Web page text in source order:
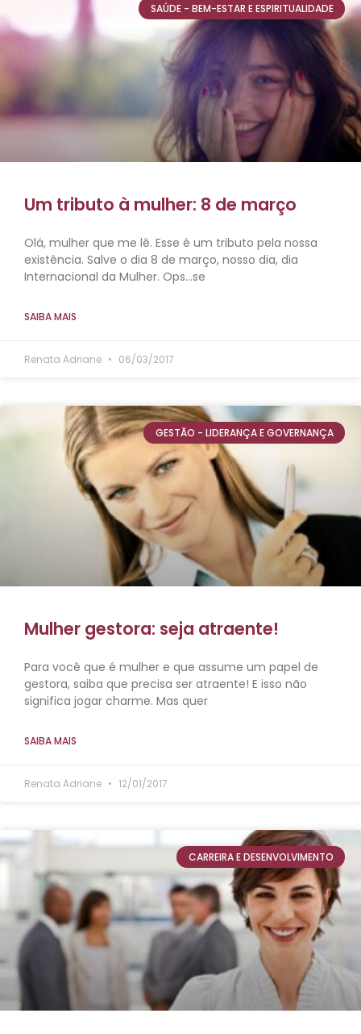
SAÚDE - BEM-ESTAR E ESPIRITUALIDADE
Um tributo à mulher: 8 de março
Olá, mulher que me lê. Esse é um tributo pela nossa
existência. Salve o dia 8 de março, nosso dia, dia
Internacional da Mulher. Ops…se
SAIBA MAIS
Renata Adriane 06/03/2017
GESTÃO - LIDERANÇA E GOVERNANÇA
Mulher gestora: seja atraente!
Para você que é mulher e que assume um papel de
gestora, saiba que precisa ser atraente! E isso não
significa jogar charme. Mas quer
SAIBA MAIS
Renata Adriane 12/01/2017
CARREIRA E DESENVOLVIMENTO